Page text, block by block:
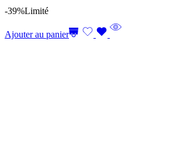
-39%Limité
Ajouter au panier